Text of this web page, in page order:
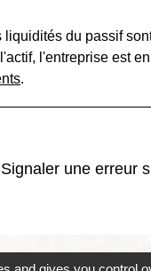
liquidités du passif
l'entreprise est en
.
Signaler une erreur